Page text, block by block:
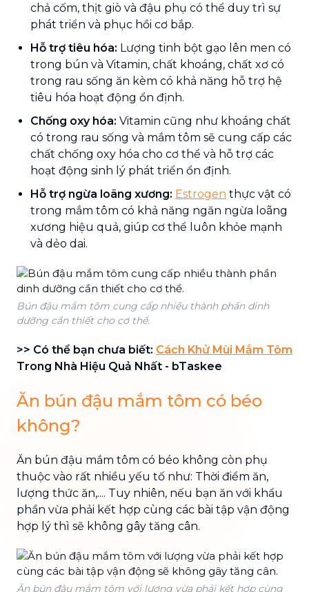
chả cốm, thịt giò và đậu phụ có thể duy trì sự
phát triển và phục hồi cơ bắp.
Hỗ trợ tiêu hóa: Lượng tinh bột gạo lên men có
trong bún và Vitamin, chất khoáng, chất xơ có
trong rau sống ăn kèm có khả năng hỗ trợ hệ
tiêu hóa hoạt động ổn định.
Chống oxy hóa: Vitamin cũng như khoáng chất
có trong rau sống và mắm tôm sẽ cung cấp các
chất chống oxy hóa cho cơ thể và hỗ trợ các
hoạt động sinh lý phát triển ổn định.
Hỗ trợ ngừa loãng xương: Estrogen thực vật có
trong mắm tôm có khả năng ngăn ngừa loãng
xương hiệu quả, giúp cơ thể luôn khỏe mạnh
và dẻo dai.
Bún đậu mắm tôm cung cấp nhiều thành phần dinh
dưỡng cần thiết cho cơ thể.
>> Có thể bạn chưa biết: Cách Khử Mùi Mắm Tôm
Trong Nhà Hiệu Quả Nhất - bTaskee
Ăn bún đậu mắm tôm có béo
không?
Ăn bún đậu mắm tôm có béo không còn phụ
thuộc vào rất nhiều yếu tố như: Thời điểm ăn,
lượng thức ăn,.... Tuy nhiên, nếu bạn ăn với khẩu
phần vừa phải kết hợp cùng các bài tập vận động
hợp lý thì sẽ không gây tăng cân.
Ăn bún đậu mắm tôm với lượng vừa phải kết hợp cùng